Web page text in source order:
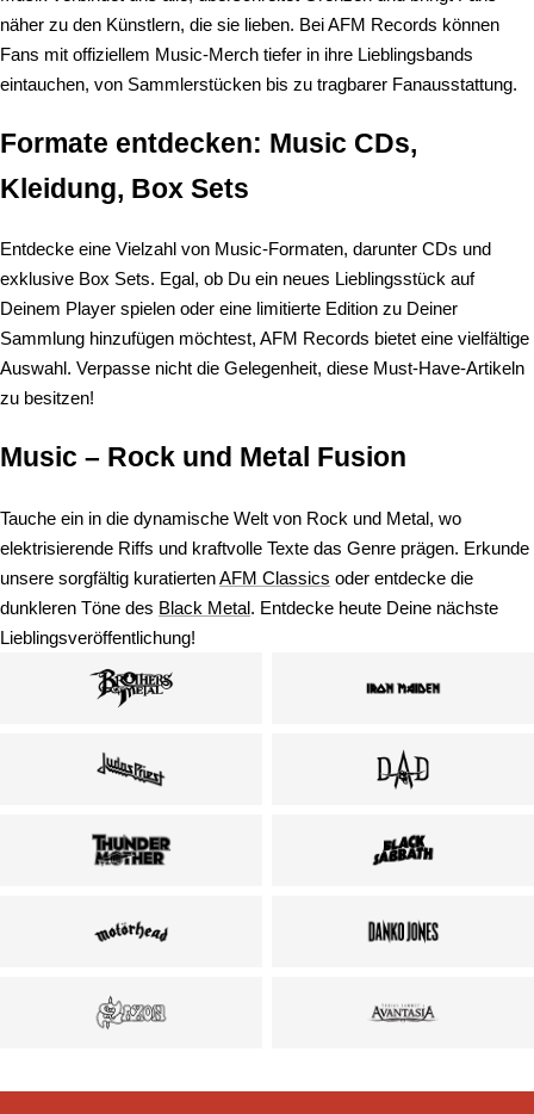
näher zu den Künstlern, die sie lieben. Bei AFM Records können
Fans mit offiziellem Music-Merch tiefer in ihre Lieblingsbands
eintauchen, von Sammlerstücken bis zu tragbarer Fanausstattung.
Formate entdecken: Music CDs,
Kleidung, Box Sets
Entdecke eine Vielzahl von Music-Formaten, darunter CDs und
exklusive Box Sets. Egal, ob Du ein neues Lieblingsstück auf
Deinem Player spielen oder eine limitierte Edition zu Deiner
Sammlung hinzufügen möchtest, AFM Records bietet eine vielfältige
Auswahl. Verpasse nicht die Gelegenheit, diese Must-Have-Artikeln
zu besitzen!
Music – Rock und Metal Fusion
Tauche ein in die dynamische Welt von Rock und Metal, wo
elektrisierende Riffs und kraftvolle Texte das Genre prägen. Erkunde
unsere sorgfältig kuratiertenAFM Classics oder entdecke die
dunkleren Töne des Black Metal. Entdecke heute Deine nächste
Lieblingsveröffentlichung!